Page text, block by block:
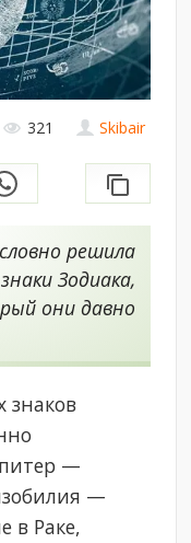
Skibair
321
решила
Зодиака,
они давно
знаков
—
—
в Раке,